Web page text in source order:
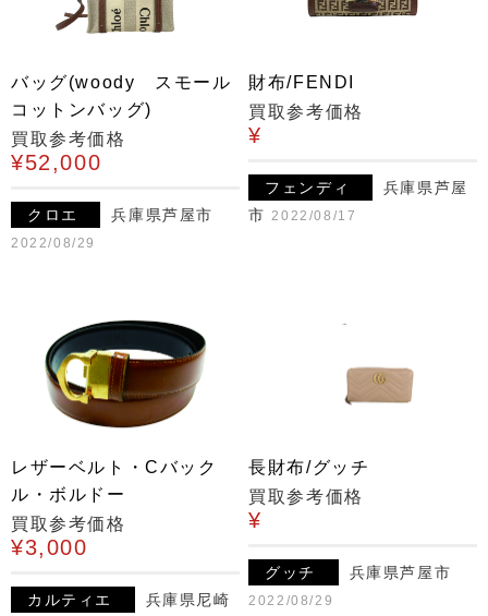
バッグ(woody スモール
コットンバッグ)
買取参考価格
¥52,000
クロエ 兵庫県芦屋市
2022/08/29
財布/FENDI
買取参考価格
¥
フェンディ
兵庫県芦屋
市 2022/08/17
レザーベルト・Cバック
ル・ボルドー
買取参考価格
¥3,000
カルティエ
兵庫県尼崎
長財布/グッチ
買取参考価格
¥
グッチ 兵庫県芦屋市
2022/08/29